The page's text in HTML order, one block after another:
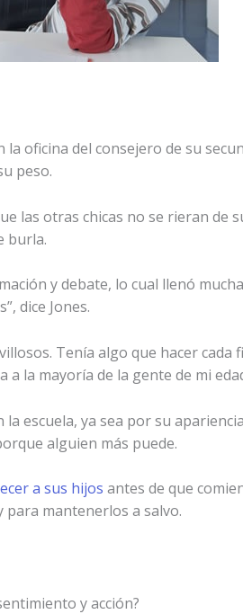
la oficina del consejero de su
peso.
las otras chicas no se rieran de
burla.
y debate, lo cual llenó
dice Jones.
Tenía algo que hacer cada
la mayoría de la gente de mi
escuela, ya sea por su
alguien más puede.
a sus hijos antes de que
para mantenerlos a salvo.
y acción?